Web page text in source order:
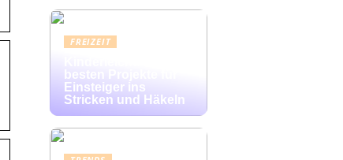
FREIZEIT
besten Projekte für
Einsteiger ins
Stricken und Häkeln